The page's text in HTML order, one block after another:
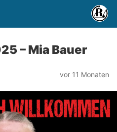
– Mia Bauer
vor 11 Monaten